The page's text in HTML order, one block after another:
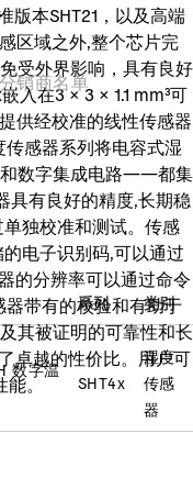
版本SHT21，以及高端
区域之外,整个芯片完
受外界影响，具有良好
入在3 × 3 × 1.1 mm³可
供经校准的线性传感器
传感器系列将电容式湿
和数字集成电路——都集
具有良好的精度,长期稳
独校准和测试。传感
电子识别码,可以通过
的分辨率可以通过命令
器带有的校验和有助于
其被证明的可靠性和长
卓越的性价比。用户可
能。
分销商名单
系列 类别
数字温
SHT4x
湿度
传感
器